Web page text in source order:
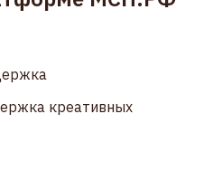
креативных